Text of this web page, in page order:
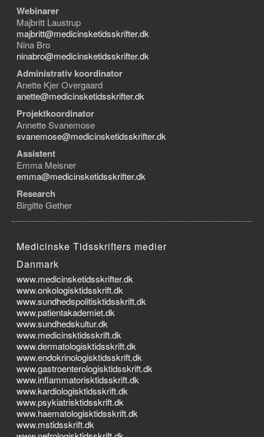
Webinarer
Majbritt Laustrup
majbritt@medicinsketidsskrifter.dk
Nina Bro
ninabro@medicinsketidsskrifter.dk
Administrativ koordinator
Anette Kjer Overgaard
anette@medicinsketidsskrifter.dk
Projektkoordinator
Annette Svanemose
svanemose@medicinsketidsskrifter.dk
Assistent
Emma Meisner
emma@medicinsketidsskrifter.dk
Research
Birgitte Gether
Medicinske Tidsskrifters medier
Danmark
www.medicinsketidsskrifter.dk
www.onkologisktidsskrift.dk
www.sundhedspolitisktidsskrift.dk
www.patientakademiet.dk
www.sundhedskultur.dk
www.medicinsktidsskrift.dk
www.dermatologisktidsskrift.dk
www.endokrinologisktidsskrift.dk
www.gastroenterologisktidsskrift.dk
www.inflammatorisktidsskrift.dk
www.kardiologisktidsskrift.dk
www.psykiatrisktidsskrift.dk
www.haematologisktidsskrift.dk
www.mstidsskrift.dk